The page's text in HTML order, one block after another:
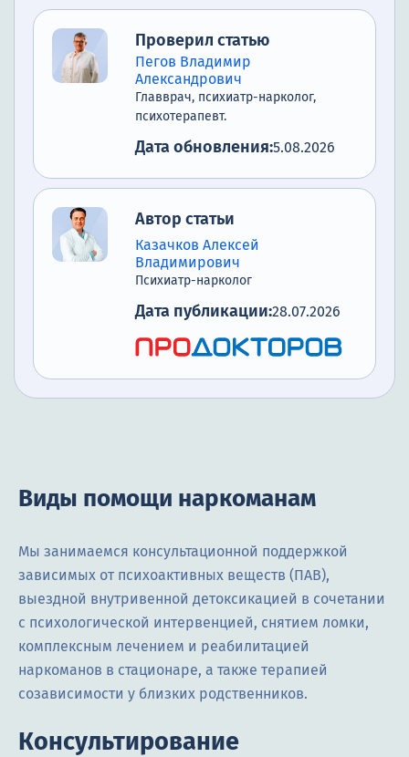
Проверил статью
Пегов Владимир
Александрович
Главврач, психиатр-нарколог,
психотерапевт.
Дата обновления:5.08.2026
Автор статьи
Казачков Алексей
Владимирович
Психиатр-нарколог
Дата публикации:28.07.2026
Виды помощи наркоманам
Мы занимаемся консультационной поддержкой
зависимых от психоактивных веществ (ПАВ),
выездной внутривенной детоксикацией в сочетании
с психологической интервенцией, снятием ломки,
комплексным лечением и реабилитацией
наркоманов в стационаре, а также терапией
созависимости у близких родственников.
Консультирование